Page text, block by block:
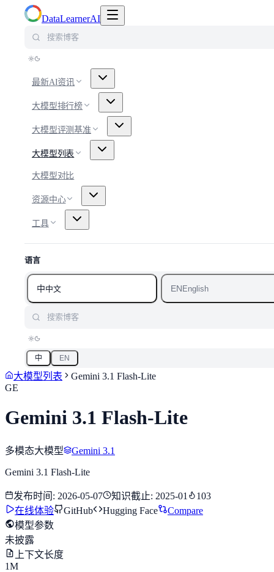
DataLearnerAI
最新AI资讯
大模型排行榜
大模型评测基准
大模型列表
大模型对比
资源中心
工具
语言
中中文 ENEnglish
中 EN
大模型列表
Gemini 3.1 Flash-Lite
GE
Gemini 3.1 Flash-Lite
多模态大模型 Gemini 3.1
Gemini 3.1 Flash-Lite
发布时间 : 2026-05-07 知识截止: 2025-01
103
在线体验
GitHub Hugging Face
Compare
模型参数
未披露
上下文长度
1M